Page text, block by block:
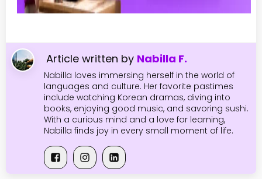
Article written by Nabilla F.
Nabilla loves immersing herself in the world of
languages and culture. Her favorite pastimes
include watching Korean dramas, diving into
books, enjoying good music, and savoring sushi.
With a curious mind and a love for learning,
Nabilla finds joy in every small moment of life.